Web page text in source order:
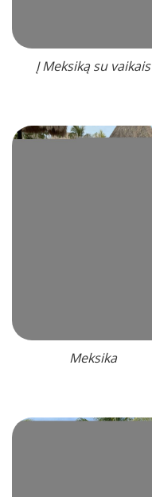
Į Meksiką su vaikais
Meksika